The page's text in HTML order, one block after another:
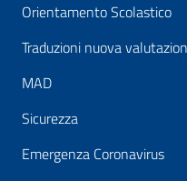
Orientamento Scolastico
Traduzioni nuova
MAD
Sicurezza
Emergenza Coronavirus